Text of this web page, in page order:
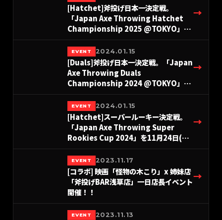
[Hatchet]斧投げ日本一決定戦。
「Japan Axe Throwing Hatchet
Championship 2025 @TOKYO」を
THE AXE THROWING BAR®︎ 浅草店に
て2025年12月14日(日)に開催決定！
#A.LEAGUE2025
→
EVENT 2024.01.15
[Duals]斧投げ日本一決定戦。「Japan
Axe Throwing Duals
Championship 2024 @TOKYO」を
THE AXE THROWING BAR®︎ 浅草店に
て2024年7月21日(日)に開催決定！
#A.LEAGUE2024
→
EVENT 2024.01.15
[Hatchet]スーパールーキー決定戦。
「Japan Axe Throwing Super
Rookies Cup 2024」を11月24日(日)
東京にて開催！#A.LEAGUE2024
→
EVENT 2023.11.17
[コラボ] 映画「怪物の木こり」x 姉妹店
「斧投げBAR浅草店」一日店長イベント
開催！！
→
EVENT 2023.11.13